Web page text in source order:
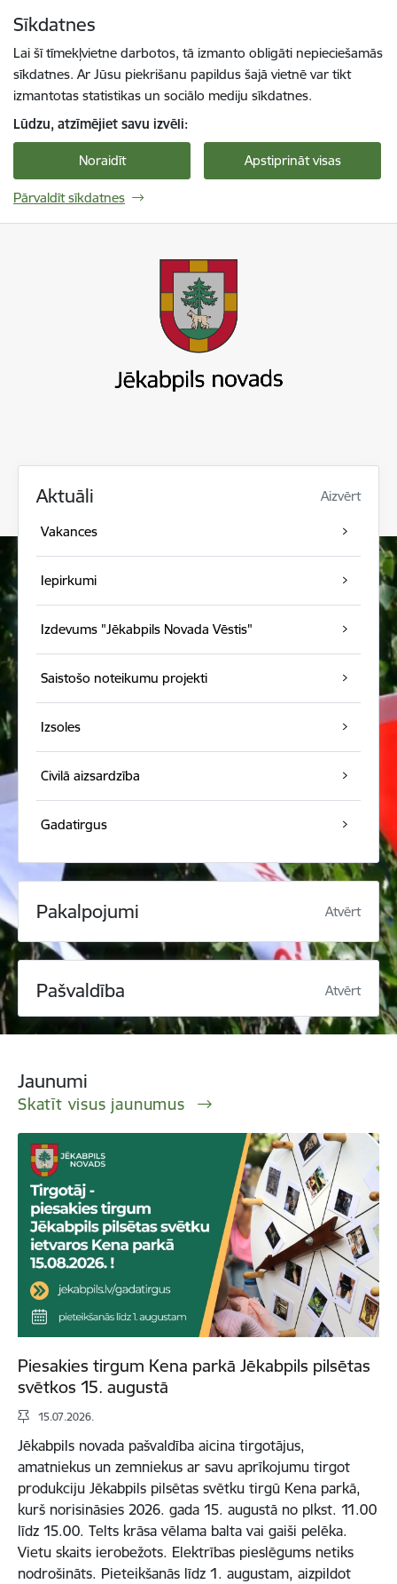
Sīkdatnes
Lai šī tīmekļvietne darbotos, tā izmanto obligāti nepieciešamās
sīkdatnes. Ar Jūsu piekrišanu papildus šajā vietnē var tikt
izmantotas statistikas un sociālo mediju sīkdatnes.
Lūdzu, atzīmējiet savu izvēli:
Noraidīt Apstiprināt visas
Pārvaldīt sīkdatnes
Aktuāli Aizvērt
Vakances
Iepirkumi
Izdevums "Jēkabpils Novada Vēstis"
Saistošo noteikumu projekti
Izsoles
Civilā aizsardzība
Gadatirgus
Pakalpojumi Atvērt
Pašvaldība Atvērt
Jaunumi
Skatīt visus jaunumus
Piesakies tirgum Kena parkā Jēkabpils pilsētas
svētkos 15. augustā
15.07.2026.
Jēkabpils novada pašvaldība aicina tirgotājus,
amatniekus un zemniekus ar savu aprīkojumu tirgot
produkciju Jēkabpils pilsētas svētku tirgū Kena parkā,
kurš norisināsies 2026. gada 15. augustā no plkst. 11.00
līdz 15.00. Telts krāsa vēlama balta vai gaiši pelēka.
Vietu skaits ierobežots. Elektrības pieslēgums netiks
nodrošināts. Pieteikšanās līdz 1. augustam, aizpildot